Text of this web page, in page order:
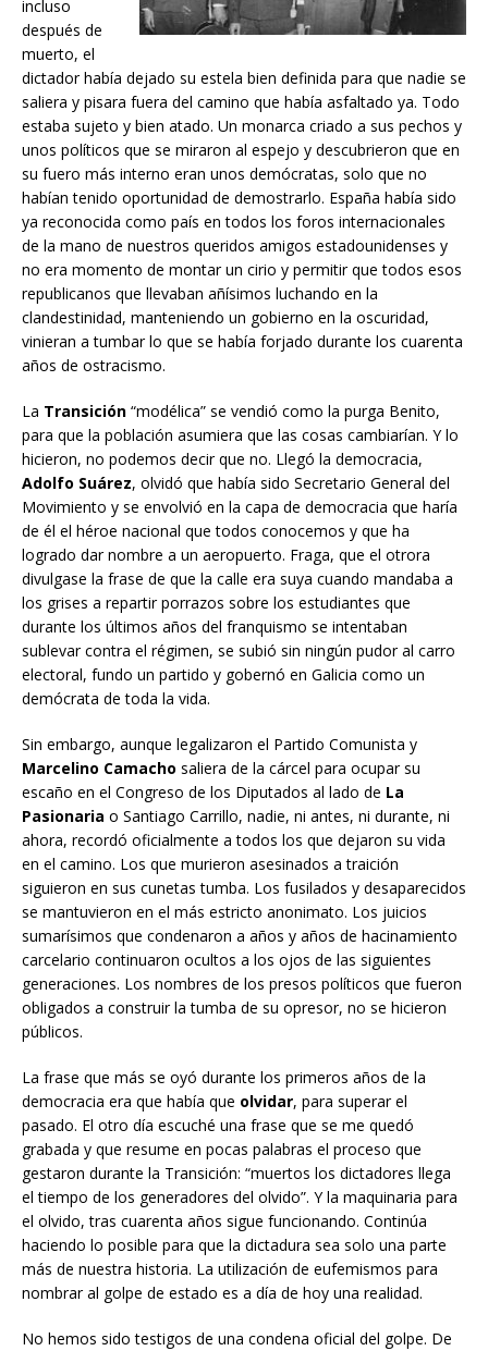
incluso
después de
muerto, el
dictador había dejado su estela bien definida para que nadie se
saliera y pisara fuera del camino que había asfaltado ya. Todo
estaba sujeto y bien atado. Un monarca criado a sus pechos y
unos políticos que se miraron al espejo y descubrieron que en
su fuero más interno eran unos demócratas, solo que no
habían tenido oportunidad de demostrarlo. España había sido
ya reconocida como país en todos los foros internacionales
de la mano de nuestros queridos amigos estadounidenses y
no era momento de montar un cirio y permitir que todos esos
republicanos que llevaban añísimos luchando en la
clandestinidad, manteniendo un gobierno en la oscuridad,
vinieran a tumbar lo que se había forjado durante los cuarenta
años de ostracismo.
La Transición “modélica” se vendió como la purga Benito,
para que la población asumiera que las cosas cambiarían. Y lo
hicieron, no podemos decir que no. Llegó la democracia,
Adolfo Suárez, olvidó que había sido Secretario General del
Movimiento y se envolvió en la capa de democracia que haría
de él el héroe nacional que todos conocemos y que ha
logrado dar nombre a un aeropuerto. Fraga, que el otrora
divulgase la frase de que la calle era suya cuando mandaba a
los grises a repartir porrazos sobre los estudiantes que
durante los últimos años del franquismo se intentaban
sublevar contra el régimen, se subió sin ningún pudor al carro
electoral, fundo un partido y gobernó en Galicia como un
demócrata de toda la vida.
Sin embargo, aunque legalizaron el Partido Comunista y
Marcelino Camacho saliera de la cárcel para ocupar su
escaño en el Congreso de los Diputados al lado de La
Pasionaria o Santiago Carrillo, nadie, ni antes, ni durante, ni
ahora, recordó oficialmente a todos los que dejaron su vida
en el camino. Los que murieron asesinados a traición
siguieron en sus cunetas tumba. Los fusilados y desaparecidos
se mantuvieron en el más estricto anonimato. Los juicios
sumarísimos que condenaron a años y años de hacinamiento
carcelario continuaron ocultos a los ojos de las siguientes
generaciones. Los nombres de los presos políticos que fueron
obligados a construir la tumba de su opresor, no se hicieron
públicos.
La frase que más se oyó durante los primeros años de la
democracia era que había que olvidar, para superar el
pasado. El otro día escuché una frase que se me quedó
grabada y que resume en pocas palabras el proceso que
gestaron durante la Transición: “muertos los dictadores llega
el tiempo de los generadores del olvido”. Y la maquinaria para
el olvido, tras cuarenta años sigue funcionando. Continúa
haciendo lo posible para que la dictadura sea solo una parte
más de nuestra historia. La utilización de eufemismos para
nombrar al golpe de estado es a día de hoy una realidad.
No hemos sido testigos de una condena oficial del golpe. De